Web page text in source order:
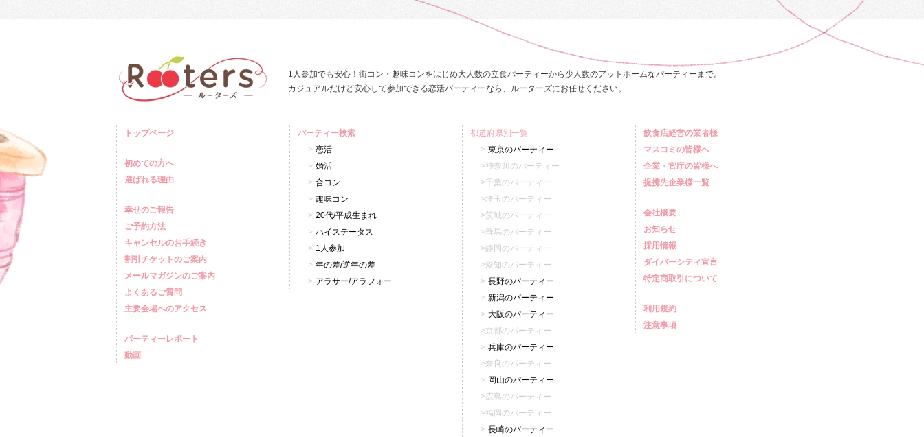
1人参加でも安心！街コン・趣味コンをはじめ大人数の立食パーティーから少人数のアットホームなパーティーまで。
カジュアルだけど安心して参加できる恋活パーティーなら、ルーターズにお任せください。
トップページ
初めての方へ
選ばれる理由
幸せのご報告
ご予約方法
キャンセルのお手続き
割引チケットのご案内
メールマガジンのご案内
よくあるご質問
主要会場へのアクセス
パーティーレポート
動画
パーティー検索
恋活
婚活
合コン
趣味コン
20代/平成生まれ
ハイステータス
1人参加
年の差/逆年の差
アラサー/アラフォー
都道府県別一覧
東京のパーティー
神奈川のパーティー
千葉のパーティー
埼玉のパーティー
茨城のパーティー
群馬のパーティー
静岡のパーティー
愛知のパーティー
長野のパーティー
新潟のパーティー
大阪のパーティー
京都のパーティー
兵庫のパーティー
奈良のパーティー
岡山のパーティー
広島のパーティー
福岡のパーティー
長崎のパーティー
飲食店経営の業者様
マスコミの皆様へ
企業・官庁の皆様へ
提携先企業様一覧
会社概要
お知らせ
採用情報
ダイバーシティ宣言
特定商取引について
利用規約
注意事項